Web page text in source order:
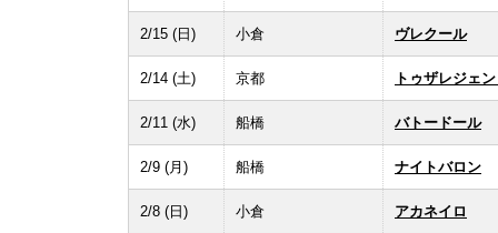
2/15 (日) 小倉 ヴレクール
2/14 (土) 京都 トゥザレジェ
2/11 (水) 船橋 バトードール
2/9 (月) 船橋 ナイトバロン
2/8 (日) 小倉 アカネイロ